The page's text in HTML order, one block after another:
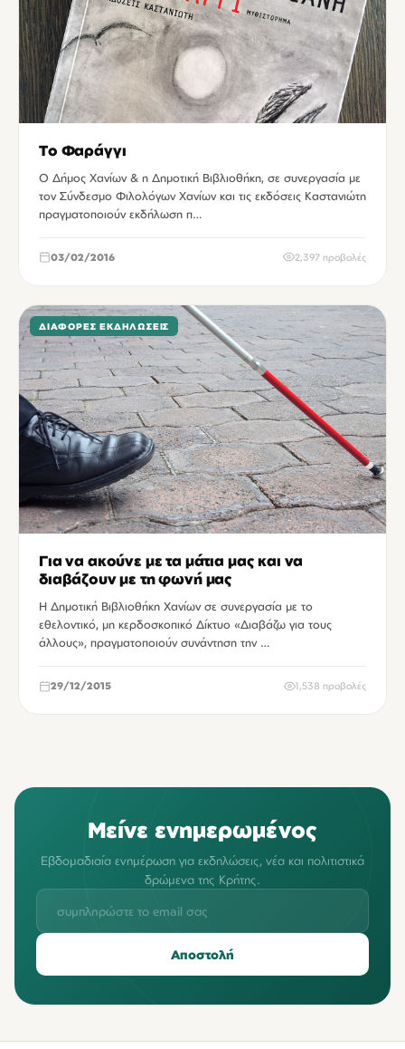
Το Φαράγγι
Ο Δήμος Χανίων & η Δημοτική Βιβλιοθήκη, σε συνεργασία με
τον Σύνδεσμο Φιλολόγων Χανίων και τις εκδόσεις Καστανιώτη
πραγματοποιούν εκδήλωση π…
03/02/2016 2,397 προβολές
ΔΙΆΦΟΡΕΣ ΕΚΔΗΛΏΣΕΙΣ
Για να ακούνε με τα μάτια μας και να
διαβάζουν με τη φωνή μας
H Δημοτική Βιβλιοθήκη Χανίων σε συνεργασία με το
εθελοντικό, μη κερδοσκοπικό Δίκτυο «Διαβάζω για τους
άλλους», πραγματοποιούν συνάντηση την …
29/12/2015 1,538 προβολές
Μείνε ενημερωμένος
Εβδομαδιαία ενημέρωση για εκδηλώσεις, νέα και πολιτιστικά
δρώμενα της Κρήτης.
Αποστολή